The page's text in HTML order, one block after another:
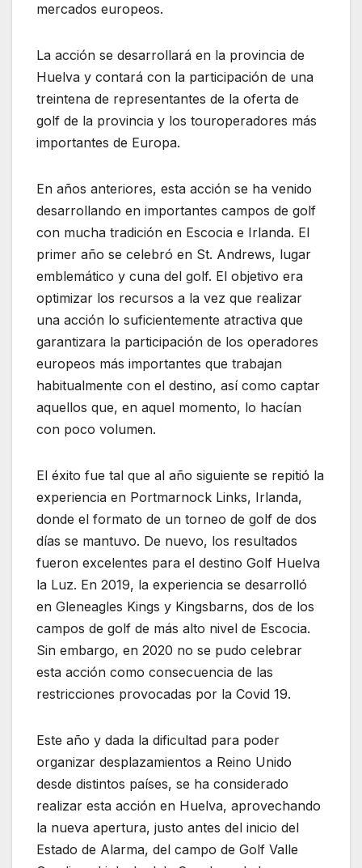
mercados europeos.
La acción se desarrollará en la provincia de
Huelva y contará con la participación de una
treintena de representantes de la oferta de
golf de la provincia y los touroperadores más
importantes de Europa.
En años anteriores, esta acción se ha venido
desarrollando en importantes campos de golf
con mucha tradición en Escocia e Irlanda. El
primer año se celebró en St. Andrews, lugar
emblemático y cuna del golf. El objetivo era
optimizar los recursos a la vez que realizar
una acción lo suficientemente atractiva que
garantizara la participación de los operadores
europeos más importantes que trabajan
habitualmente con el destino, así como captar
aquellos que, en aquel momento, lo hacían
con poco volumen.
El éxito fue tal que al año siguiente se repitió la
experiencia en Portmarnock Links, Irlanda,
donde el formato de un torneo de golf de dos
días se mantuvo. De nuevo, los resultados
fueron excelentes para el destino Golf Huelva
la Luz. En 2019, la experiencia se desarrolló
en Gleneagles Kings y Kingsbarns, dos de los
campos de golf de más alto nivel de Escocia.
Sin embargo, en 2020 no se pudo celebrar
esta acción como consecuencia de las
restricciones provocadas por la Covid 19.
Este año y dada la dificultad para poder
organizar desplazamientos a Reino Unido
desde distintos países, se ha considerado
realizar esta acción en Huelva, aprovechando
la nueva apertura, justo antes del inicio del
Estado de Alarma, del campo de Golf Valle